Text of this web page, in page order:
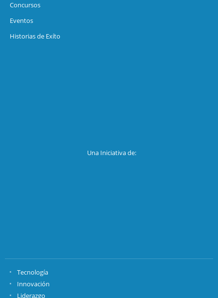
Concursos
Eventos
Historias de Exíto
Una Iniciativa de:
Tecnología
Innovación
Liderazgo